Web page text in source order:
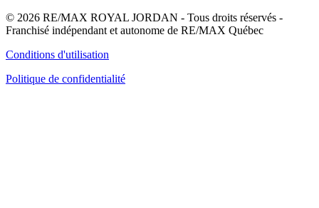
© 2026 RE/MAX ROYAL JORDAN - Tous droits réservés -
Franchisé indépendant et autonome de RE/MAX Québec
Conditions d'utilisation
Politique de confidentialité